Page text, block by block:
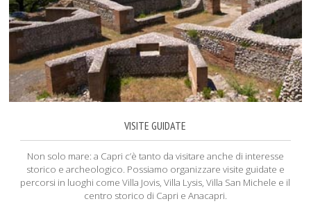
VISITE GUIDATE
Non solo mare: a Capri c’è tanto da visitare anche di interesse
storico e archeologico. Possiamo organizzare visite guidate e
percorsi in luoghi come Villa Jovis, Villa Lysis, Villa San Michele e il
centro storico di Capri e Anacapri.